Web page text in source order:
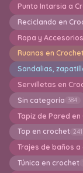
Punto Intarsia a
Reciclando en
Ropa y
Ruanas en
Sandalias,
Servilletas en
Sin categoría 384
Tapiz de Pared en
Top en crochet 241
Trajes de baños
Túnica en crochet